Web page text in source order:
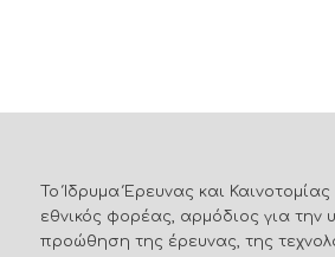
Το Ίδρυμα Έρευνας και Καινοτομίας
εθνικός φορέας, αρμόδιος για την
προώθηση της έρευνας, της